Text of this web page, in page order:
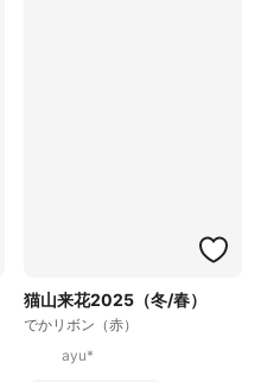
猫山来花2025（冬/春）
でかリボン（赤）
ayu*